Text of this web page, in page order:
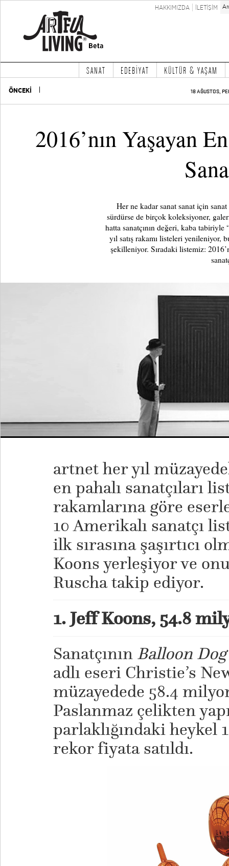
HAKKIMIZDA İLETİŞİM
SANAT EDEBİYAT KÜLTÜR & YAŞAM
ÖNCEKİ 18 AĞUSTOS,
2016’nın Yaşayan
Her ne kadar sanat sanat için sanat
sürdürse de birçok koleksiyoner,
hatta sanatçının değeri, kaba tabiriyle
yıl satış rakamı listeleri yenileniyor,
şekilleniyor. Sıradaki listemiz:
artnet her yıl
en pahalı sanatçıları
rakamlarına göre
10 Amerikalı sanatçı
ilk sırasına şaşırtıcı
Koons yerleşiyor ve
Ruscha takip ediyor.
1. Jeff Koons, 54.8
Sanatçının Balloon
adlı eseri Christie’s
müzayedede 58.4
Paslanmaz çelikten
parlaklığındaki heykel
rekor fiyata satıldı.